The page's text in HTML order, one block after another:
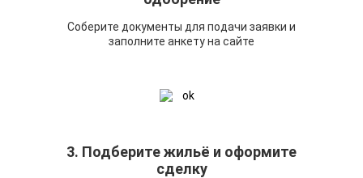
Соберите документы для подачи заявки и
заполните анкету на сайте
3. Подберите жильё и оформите
сделку